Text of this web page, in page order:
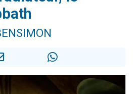
de donner son Maasser
vient de donner son Maasser